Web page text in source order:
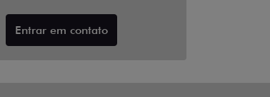
Entrar em contato